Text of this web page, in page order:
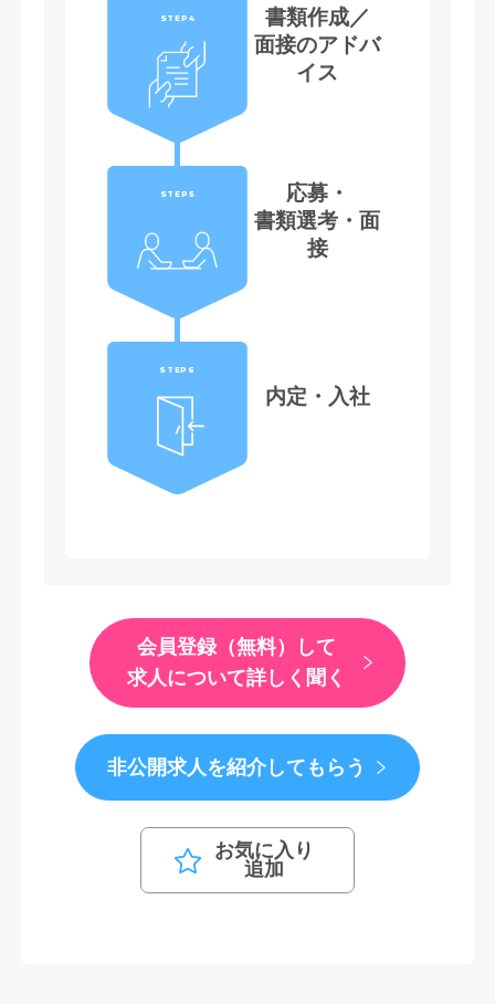
STEP4
書類作成／
面接のアドバ
イス
STEP5
応募・
書類選考・面
接
STEP6
内定・入社
会員登録（無料）して
求人について詳しく聞く
非公開求人を紹介してもらう
お気に入り
追加